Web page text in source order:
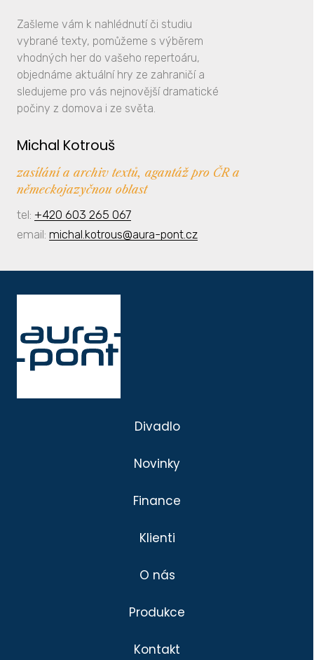
Divadlo
Zašleme vám k nahlédnutí či studiu
vybrané texty, pomůžeme s výběrem
vhodných her do vašeho repertoáru,
objednáme aktuální hry ze zahraničí a
sledujeme pro vás nejnovější dramatické
počiny z domova i ze světa.
Michal Kotrouš
zasílání a archiv textů, agantáž pro ČR a
německojazyčnou oblast
tel: +420 603 265 067
email: michal.kotrous@aura-pont.cz
Divadlo
Novinky
Finance
Klienti
O nás
Produkce
Kontakt